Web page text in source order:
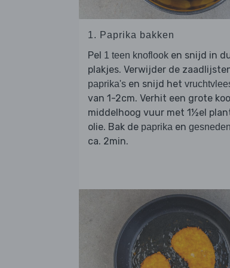
1. Paprika bakken
Pel 1 teen knoflook en snijd in
plakjes. Verwijder de
paprika's en snijd het
van 1-2cm. Verhit een grote
middelhoog vuur met 1½el
olie. Bak de paprika en
ca. 2min.